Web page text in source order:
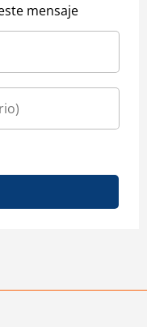
mensaje